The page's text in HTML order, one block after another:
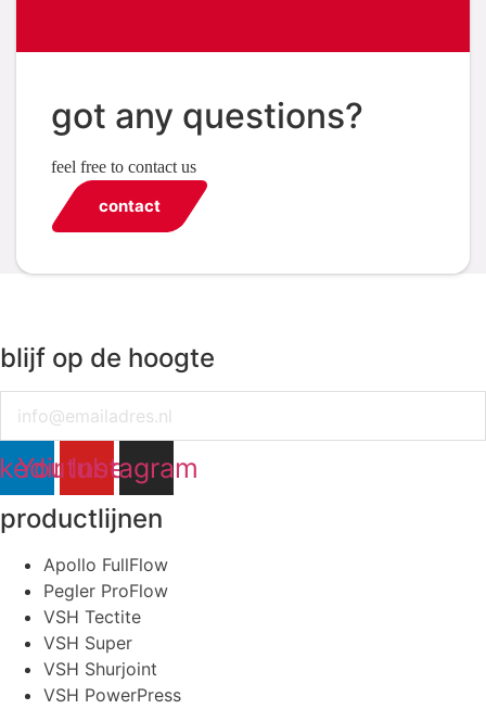
got any questions?
feel free to contact us
contact
blijf op de hoogte
YoutubeInstagram
productlijnen
Apollo FullFlow
Pegler ProFlow
VSH Tectite
VSH Super
VSH Shurjoint
VSH PowerPress